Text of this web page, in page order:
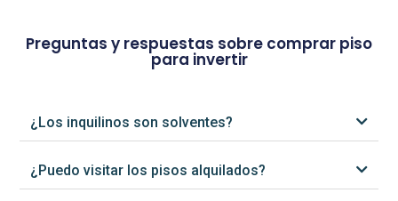
Preguntas y respuestas sobre comprar piso
para invertir
¿Los inquilinos son solventes?
¿Puedo visitar los pisos alquilados?